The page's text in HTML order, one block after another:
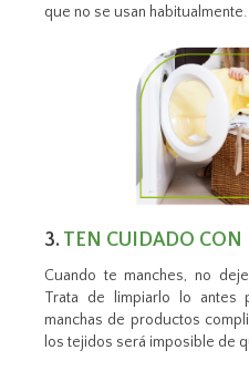
que no se usan habitualmente.
3. TEN CUIDADO CON
Cuando te manches, no
Trata de limpiarlo lo antes
manchas de productos
los tejidos será imposible de